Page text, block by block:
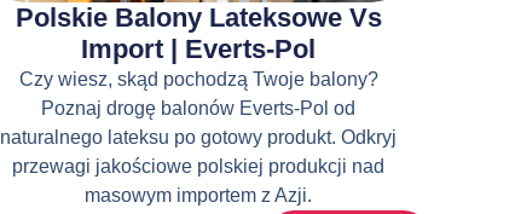
Polskie Balony Lateksowe Vs
Import | Everts-Pol
Czy wiesz, skąd pochodzą Twoje balony?
Poznaj drogę balonów Everts-Pol od
naturalnego lateksu po gotowy produkt. Odkryj
przewagi jakościowe polskiej produkcji nad
masowym importem z Azji.